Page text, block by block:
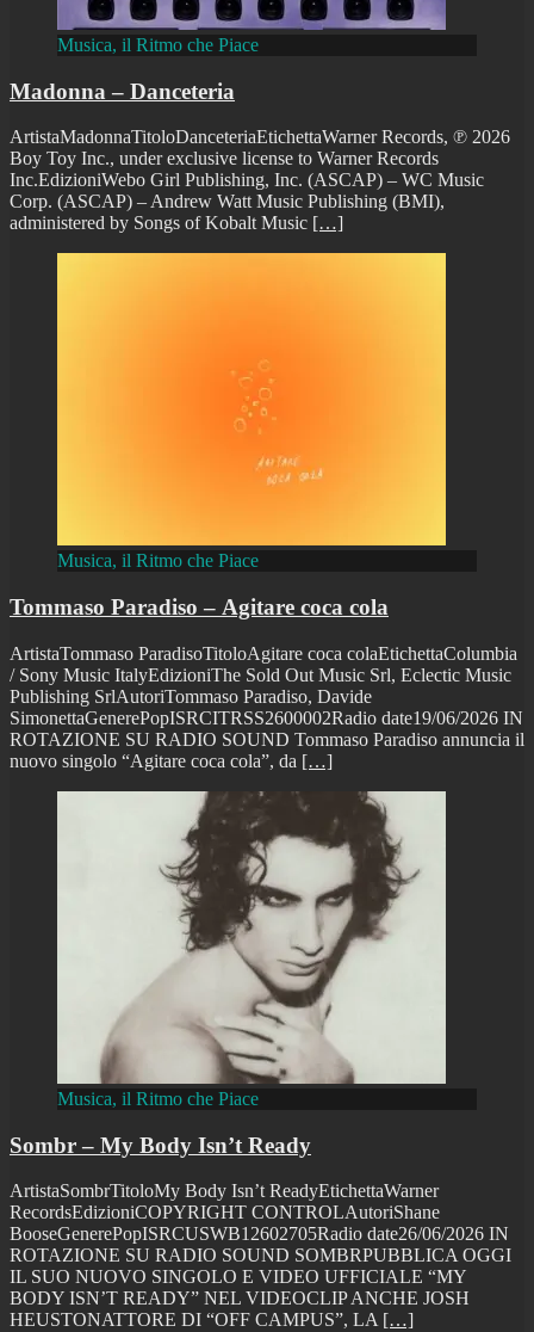
Musica, il Ritmo che Piace
Madonna – Danceteria
ArtistaMadonnaTitoloDanceteriaEtichettaWarner Records, ℗ 2026
Boy Toy Inc., under exclusive license to Warner Records
Inc.EdizioniWebo Girl Publishing, Inc. (ASCAP) – WC Music
Corp. (ASCAP) – Andrew Watt Music Publishing (BMI),
administered by Songs of Kobalt Music […]
Musica, il Ritmo che Piace
Tommaso Paradiso – Agitare coca cola
ArtistaTommaso ParadisoTitoloAgitare coca colaEtichettaColumbia
/ Sony Music ItalyEdizioniThe Sold Out Music Srl, Eclectic Music
Publishing SrlAutoriTommaso Paradiso, Davide
SimonettaGenerePopISRCITRSS2600002Radio date19/06/2026 IN
ROTAZIONE SU RADIO SOUND Tommaso Paradiso annuncia il
nuovo singolo “Agitare coca cola”, da […]
Musica, il Ritmo che Piace
Sombr – My Body Isn’t Ready
ArtistaSombrTitoloMy Body Isn’t ReadyEtichettaWarner
RecordsEdizioniCOPYRIGHT CONTROLAutoriShane
BooseGenerePopISRCUSWB12602705Radio date26/06/2026 IN
ROTAZIONE SU RADIO SOUND SOMBRPUBBLICA OGGI
IL SUO NUOVO SINGOLO E VIDEO UFFICIALE “MY
BODY ISN’T READY” NEL VIDEOCLIP ANCHE JOSH
HEUSTONATTORE DI “OFF CAMPUS”, LA […]